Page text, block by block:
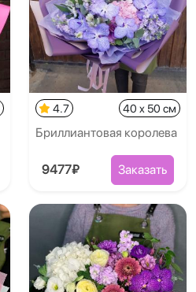
4.7 40 x 50 см
Бриллиантовая королева
9477₽ Заказать